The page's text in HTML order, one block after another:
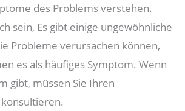
des Problems verstehen.
sein, Es gibt einige ungewöhnliche
Probleme verursachen können,
es als häufiges Symptom. Wenn
gibt, müssen Sie Ihren